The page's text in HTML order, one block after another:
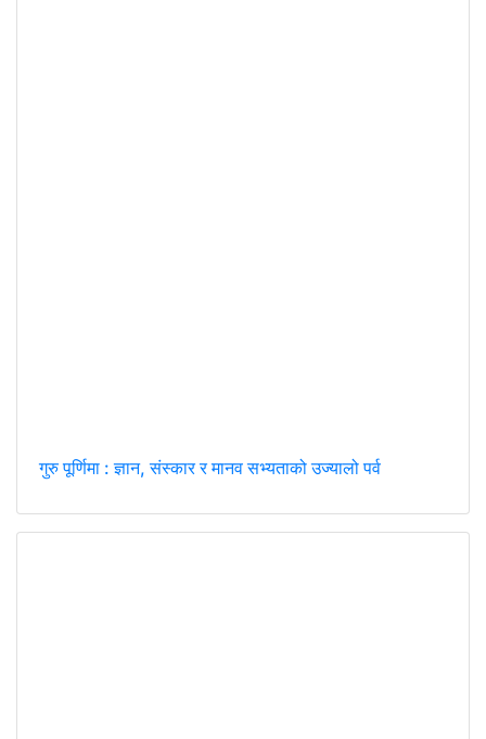
गुरु पूर्णिमा : ज्ञान, संस्कार र मानव सभ्यताको उज्यालो पर्व